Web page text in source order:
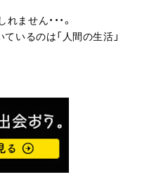
せん・・・。
ているのは「人間の生活」